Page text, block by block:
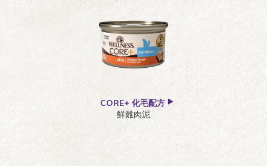
CORE+ 化毛配方
鮮雞肉泥